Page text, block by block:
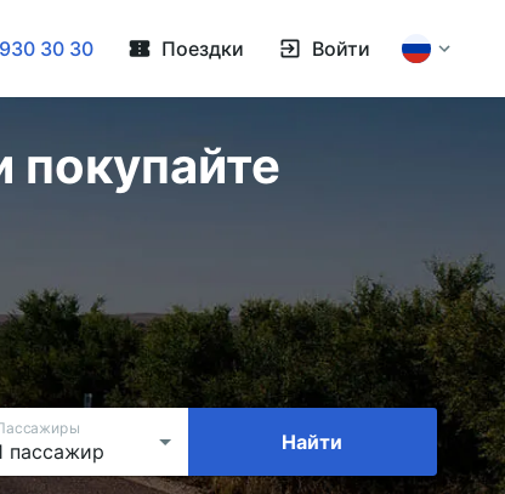
30 30 Поездки Войти
Найти